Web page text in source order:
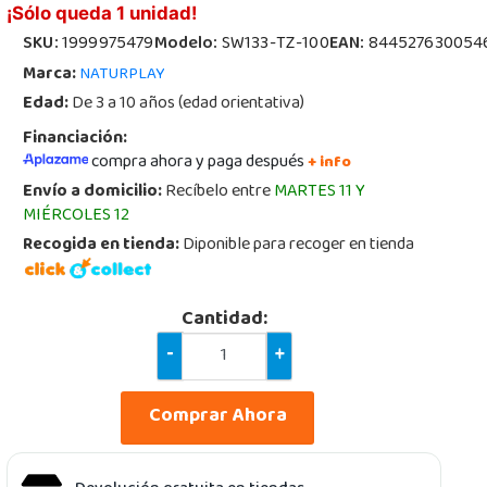
¡Sólo queda 1 unidad!
SKU:1999975479Modelo:SW133-TZ-100EAN:
Marca:NATURPLAY
Edad:De 3 a 10 años (edad orientativa)
Financiación:
compra ahora y paga después+ info
Envío a domicilio:Recíbelo entreMARTES 11 Y
MIÉRCOLES 12
Recogida en tienda:Diponible para recoger en tienda
Cantidad:
-
+
Comprar Ahora